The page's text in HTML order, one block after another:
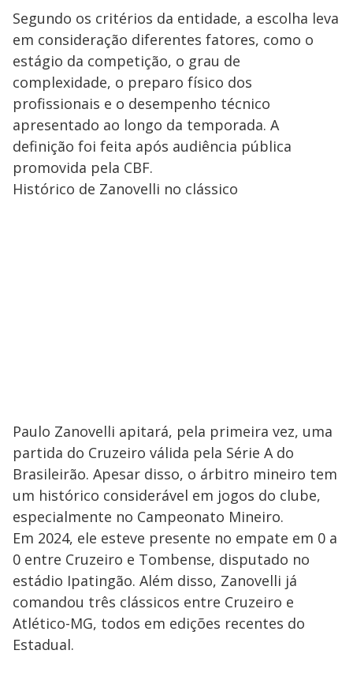
Segundo os critérios da entidade, a escolha leva
em consideração diferentes fatores, como o
estágio da competição, o grau de
complexidade, o preparo físico dos
profissionais e o desempenho técnico
apresentado ao longo da temporada. A
definição foi feita após audiência pública
promovida pela CBF.
Histórico de Zanovelli no clássico
Paulo Zanovelli apitará, pela primeira vez, uma
partida do Cruzeiro válida pela Série A do
Brasileirão. Apesar disso, o árbitro mineiro tem
um histórico considerável em jogos do clube,
especialmente no Campeonato Mineiro.
Em 2024, ele esteve presente no empate em 0 a
0 entre Cruzeiro e Tombense, disputado no
estádio Ipatingão. Além disso, Zanovelli já
comandou três clássicos entre Cruzeiro e
Atlético-MG, todos em edições recentes do
Estadual.